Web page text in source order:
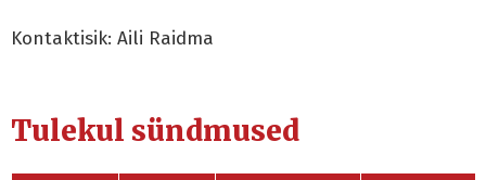
Kontaktisik: Aili Raidma
Tulekul sündmused